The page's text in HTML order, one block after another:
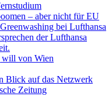
– aber nicht für EU
bei Lufthansa
der Lufthansa
will von Wien
Blick auf das Netzwerk
Zeitung